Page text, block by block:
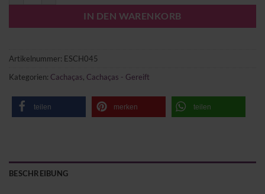
IN DEN WARENKORB
Artikelnummer: ESCH045
Kategorien: Cachaças, Cachaças - Gereift
teilen merken teilen
BESCHREIBUNG